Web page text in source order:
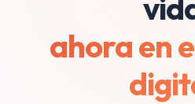
ahora en